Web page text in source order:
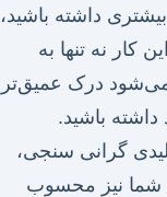
داشته باشید،
کار نه تنها به
درک عمیق‌تر
باشید.
گرانی سنجی،
شما نیز محسوب